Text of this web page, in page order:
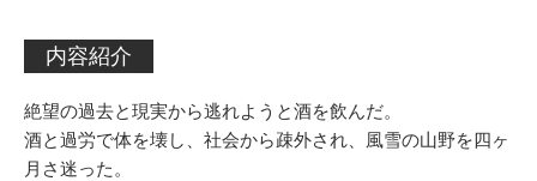
内容紹介
絶望の過去と現実から逃れようと酒を飲んだ。
酒と過労で体を壊し、社会から疎外され、風雪の山野を四ヶ
月さ迷った。